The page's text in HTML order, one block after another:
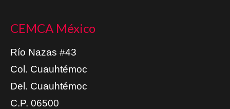
CEMCA México
Río Nazas #43
Col. Cuauhtémoc
Del. Cuauhtémoc
C.P. 06500